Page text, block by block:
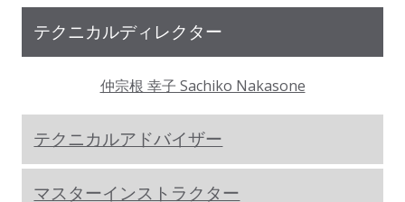
テクニカルディレクター
仲宗根 幸子 Sachiko Nakasone
テクニカルアドバイザー
マスターインストラクター